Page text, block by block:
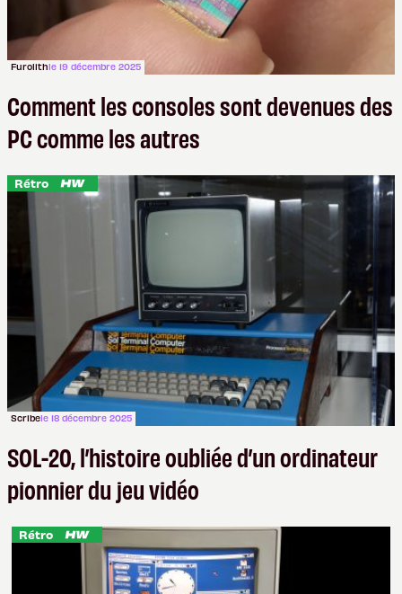
Furolithle 19 décembre 2025
Comment les consoles sont devenues des
PC comme les autres
Rétro
Scribele 18 décembre 2025
SOL-20, l’histoire oubliée d’un ordinateur
pionnier du jeu vidéo
Rétro